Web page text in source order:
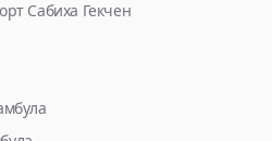
Сабиха Гекчен